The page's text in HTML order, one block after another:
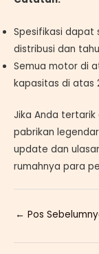
Spesifikasi dapat
distribusi dan
Semua motor di
kapasitas di atas
Jika Anda
pabrikan
update dan
rumahnya para
← Pos